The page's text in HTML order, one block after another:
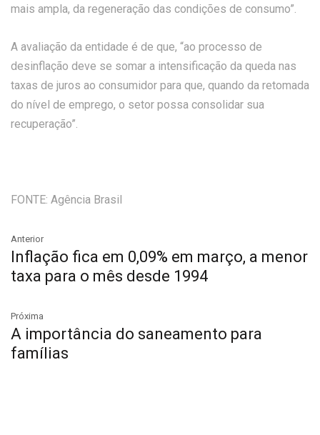
mais ampla, da regeneração das condições de consumo”.
A avaliação da entidade é de que, “ao processo de
desinflação deve se somar a intensificação da queda nas
taxas de juros ao consumidor para que, quando da retomada
do nível de emprego, o setor possa consolidar sua
recuperação”.
FONTE: Agência Brasil
Anterior
Inflação fica em 0,09% em março, a menor
taxa para o mês desde 1994
Próxima
A importância do saneamento para
famílias